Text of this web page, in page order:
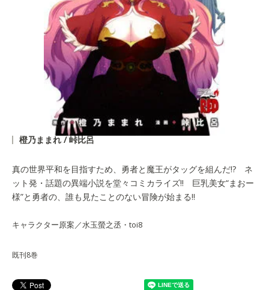
橙乃ままれ / 峠比呂
真の世界平和を目指すため、勇者と魔王がタッグを組んだ!? ネ
ット発・話題の異端小説を堂々コミカライズ!! 巨乳美女“まおー
様”と勇者の、誰も見たことのない冒険が始まる!!
キャラクター原案／水玉螢之丞・toi8
既刊8巻